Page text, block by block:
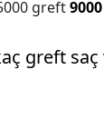
greft
greft saç